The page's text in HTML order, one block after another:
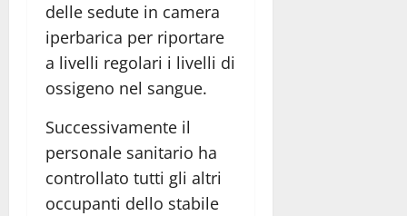
delle sedute in camera
iperbarica per riportare
a livelli regolari i livelli di
ossigeno nel sangue.
Successivamente il
personale sanitario ha
controllato tutti gli altri
occupanti dello stabile